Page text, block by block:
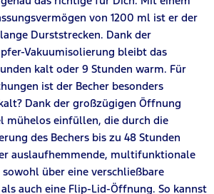
von 1200 ml ist er der
Durststrecken. Dank der
Vakuumisolierung bleibt das
kalt oder 9 Stunden warm. Für
ist der Becher besonders
Dank der großzügigen Öffnung
mühelos einfüllen, die durch die
des Bechers bis zu 48 Stunden
auslaufhemmende, multifunktionale
über eine verschließbare
auch eine Flip-Lid-Öffnung. So kannst